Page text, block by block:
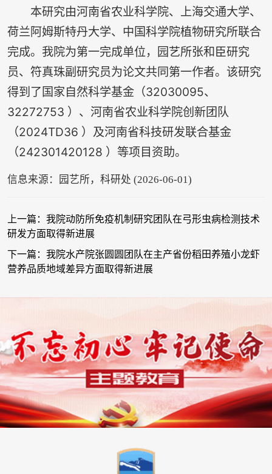
本研究由河南省农业科学院、上海交通大学、
荷兰阿姆斯特丹大学、中国科学院植物研究所联合
完成。我院为第一完成单位，园艺所张和臣研究
员、符真珠副研究员为论文共同第一作者。该研究
得到了国家自然科学基金（32030095、
32272753 ）、河南省农业科学院创新团队
（2024TD36 ）及河南省科技研发联合基金
（242301420128 ）等项目资助。
信息来源：园艺所，科研处 (2026-06-01)
上一篇：我院动防所免疫机制研究团队在弓形虫病检测技术
研发方面取得新进展
下一篇：我院水产院张圆圆团队在主产省份稻田养殖小龙虾
营养品质地域差异方面取得新进展